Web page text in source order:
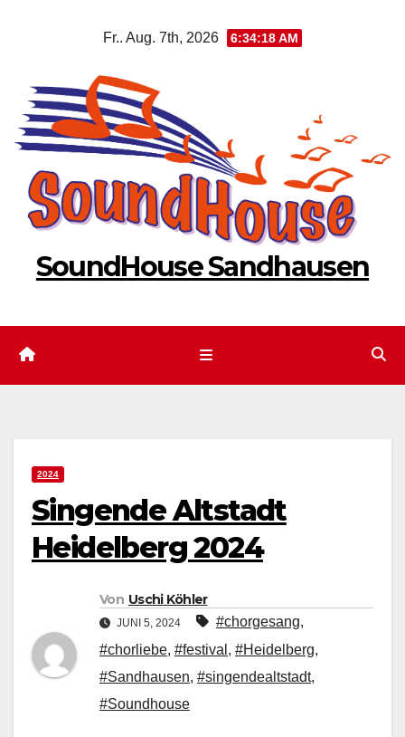
Fr.. Aug. 7th, 2026 6:34:18 AM
SoundHouse Sandhausen
2024
Singende Altstadt
Heidelberg 2024
Von Uschi Köhler
JUNI 5, 2024 #chorgesang,
#chorliebe, #festival , #Heidelberg,
#Sandhausen, #singendealtstadt,
#Soundhouse